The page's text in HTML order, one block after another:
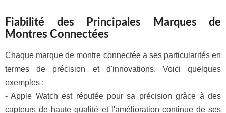
Fiabilité des Principales Marques de
Montres Connectées
Chaque marque de montre connectée a ses particularités en
termes de précision et d'innovations. Voici quelques
exemples :
- Apple Watch est réputée pour sa précision grâce à des
capteurs de haute qualité et l'amélioration continue de ses